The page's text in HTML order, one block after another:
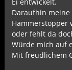
Ei entwickelt.
Daraufhin meine
Hammerstopper
oder fehlt da
Würde mich auf
Mit freudlichem